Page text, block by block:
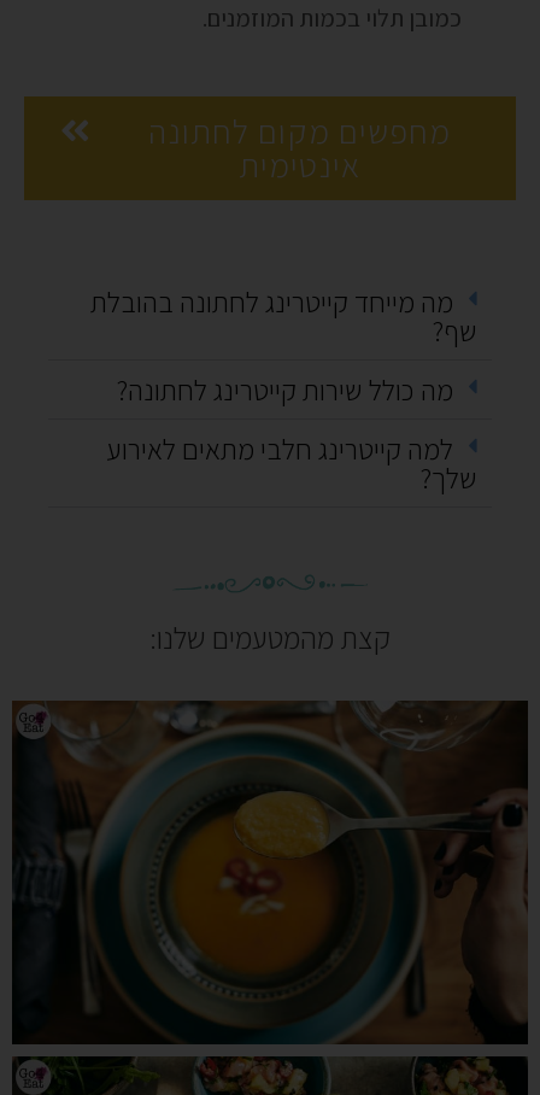
כמובן תלוי בכמות המוזמנים.
מחפשים מקום לחתונה
אינטימית
מה מייחד קייטרינג לחתונה בהובלת
שף?
מה כולל שירות קייטרינג לחתונה?
למה קייטרינג חלבי מתאים לאירוע
שלך?
קצת מהמטעמים שלנו: